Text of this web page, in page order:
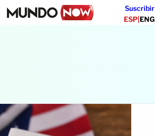
Suscribir
ESP|ENG